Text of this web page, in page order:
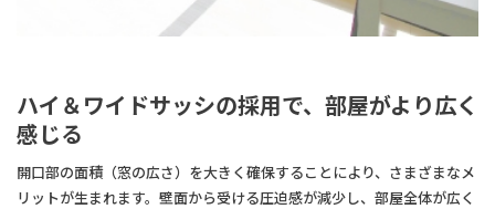
ハイ＆ワイドサッシの採用で、部屋がより広く
感じる
開口部の面積（窓の広さ）を大きく確保することにより、さまざまなメ
リットが生まれます。壁面から受ける圧迫感が減少し、部屋全体が広く